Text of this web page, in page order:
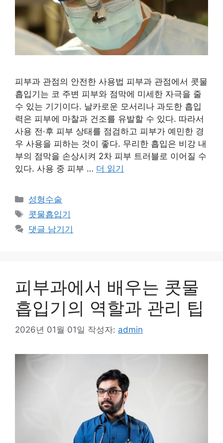
피부과 관점의 안전한 사용법 피부과 관점에서 콧물
흡입기는 코 주변 피부와 점막에 미세한 자극을 줄
수 있는 기기이다. 날카로운 모서리나 과도한 흡입
력은 피부에 마찰과 건조를 유발할 수 있다. 따라서
사용 전·후 피부 상태를 점검하고 피부가 예민한 경
우 사용을 피하는 것이 좋다. 무리한 흡입은 비강 내
부의 점막을 손상시켜 2차 피부 트러블로 이어질 수
있다. 사용 중 피부 … 더 읽기
카
테
고
리
성형수술
태
그
콧물흡입기
댓글 남기기
피부과에서 배우는 콧물
흡입기의 역할과 관리 팁
2026년 01월 01일 작성자: admin